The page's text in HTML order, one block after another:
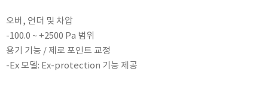
MITSUBOSHI
NEW COSMOS
OCEANUS
OKANO WORKS
오버, 언더 및 차압
-100.0 ~ +2500 Pa 범위
용기 기능 / 제로 포인트 교정
-Ex 모델: Ex-protection 기능 제공